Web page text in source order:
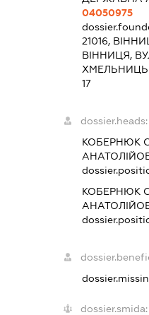
04050975
21016,
ВІННИЦЯ,
17
dossier.heads:
КОБЕРНЮК
КОБЕРНЮК
dossier.smida: